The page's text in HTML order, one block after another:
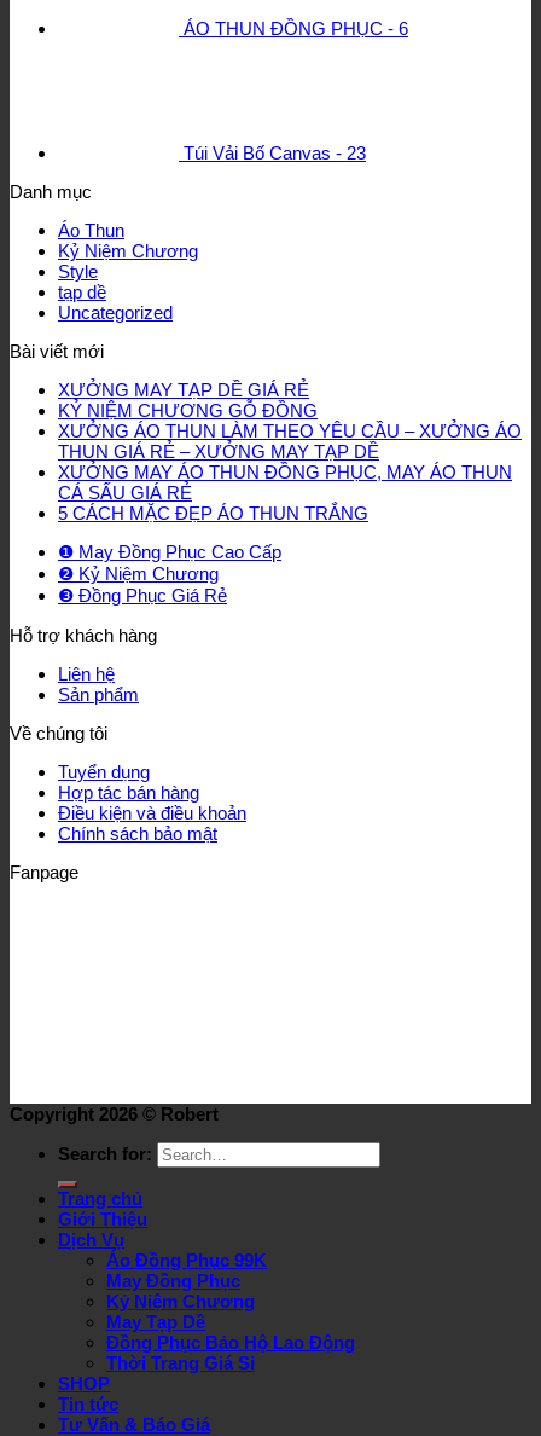
ÁO THUN ĐỒNG PHỤC - 6
Túi Vải Bố Canvas - 23
Danh mục
Áo Thun
Kỷ Niệm Chương
Style
tạp dề
Uncategorized
Bài viết mới
XƯỞNG MAY TẠP DỀ GIÁ RẺ
KỶ NIỆM CHƯƠNG GỖ ĐỒNG
XƯỞNG ÁO THUN LÀM THEO YÊU CẦU – XƯỞNG ÁO
THUN GIÁ RẺ – XƯỞNG MAY TẠP DỀ
XƯỞNG MAY ÁO THUN ĐỒNG PHỤC, MAY ÁO THUN
CÁ SẤU GIÁ RẺ
5 CÁCH MẶC ĐẸP ÁO THUN TRẮNG
❶ May Đồng Phục Cao Cấp
❷ Kỷ Niệm Chương
❸ Đồng Phục Giá Rẻ
Hỗ trợ khách hàng
Liên hệ
Sản phẩm
Về chúng tôi
Tuyển dụng
Hợp tác bán hàng
Điều kiện và điều khoản
Chính sách bảo mật
Fanpage
Copyright 2026 © Robert
Search for:
Trang chủ
Giới Thiệu
Dịch Vụ
Áo Đồng Phục 99K
May Đồng Phục
Kỷ Niệm Chương
May Tạp Dề
Đồng Phục Bảo Hộ Lao Động
Thời Trang Giá Sỉ
SHOP
Tin tức
Tư Vấn & Báo Giá